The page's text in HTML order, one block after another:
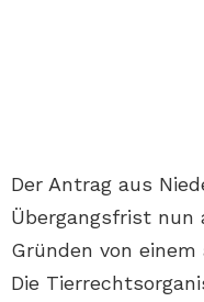
Der Antrag aus
Übergangsfrist
Gründen von
Die